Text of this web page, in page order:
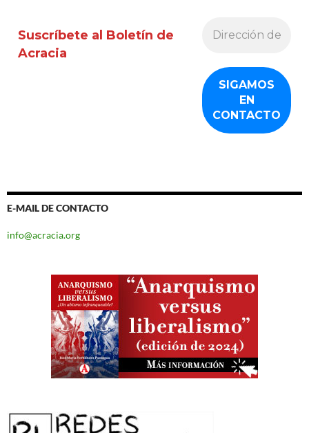
Suscríbete al Boletín de
Acracia
E-MAIL DE CONTACTO
info@acracia.org